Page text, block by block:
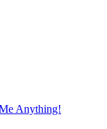
Anything!